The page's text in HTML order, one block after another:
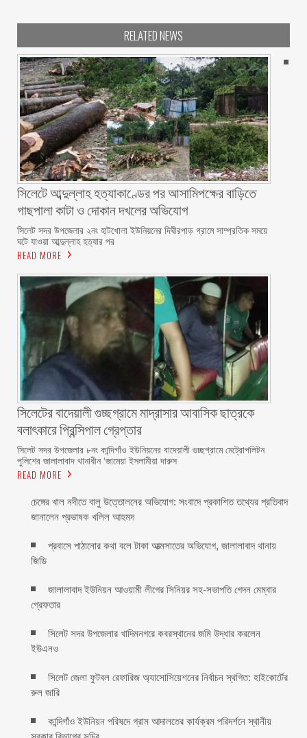
RELATED NEWS
সিলেটে আব্দুল্লাহ হত্যাকাণ্ডের পর আসামিপক্ষের বাড়িতে
গাছপালা কাটা ও দোকান দখলের অভিযোগ
সিলেট সদর উপজেলার ২নং হাটখোলা ইউনিয়নের দিঘীরপাড় গ্রামে সাম্প্রতিক সময়ে
ঘটে যাওয়া আব্দুল্লাহ হত্যার পর
READ MORE
সিলেটের বাদেয়ালী গুচ্ছগ্রামে মাদ্রাসার আবাসিক ছাত্রকে
বলাৎকারে প্রিন্সিপাল গ্রেপ্তার ‎
সিলেট সদর উপজেলার ৮নং কান্দিগাঁও ইউনিয়নের বাদেয়ালী গুচ্ছগ্রামে মেট্রোপলিটন
পুলিশের জালালাবাদ থানাধীন ‘জামেয়া ইসলামীয়া দারুস
READ MORE
চেঙ্গের খাল নদীতে বালু উত্তোলনের অভিযোগ: সংবাদে প্রকাশিত তথ্যের প্রতিবাদ
জানালেন প্রভাষক খলিল আহমদ
প্রবাসে পাঠানোর কথা বলে টাকা আত্মসাতের অভিযোগ, জালালাবাদ থানায়
জিডি ‎
জালালাবাদ ইউনিয়ন আওয়ামী লীগের সিনিয়র সহ-সভাপতি গেদন মেম্বার
গ্রেফতার
সিলেট সদর উপজেলার খাদিমনগরে কবরস্থানের জমি উদ্ধার করলেন
ইউএনও
সিলেট জেলা ফুটবল রেফারিজ অ্যাসোসিয়েশনের নির্বাচন স্থগিত: হাইকোর্টের
রুল জারি ‎
কান্দিগাঁও ইউনিয়ন পরিষদে গ্রাম আদালতের কার্যক্রম পরিদর্শনে স্থানীয়